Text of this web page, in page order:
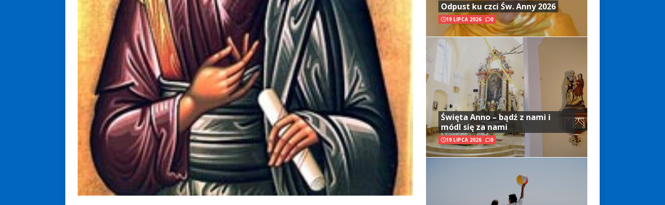
Odpust ku czci Św. Anny 2026
19 LIPCA 2026 0
Święta Anno – bądź z nami i
módl się za nami
19 LIPCA 2026 0